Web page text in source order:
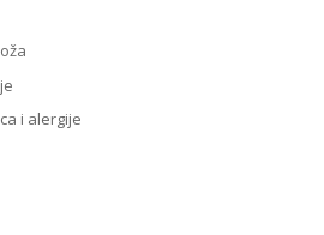
i alergije